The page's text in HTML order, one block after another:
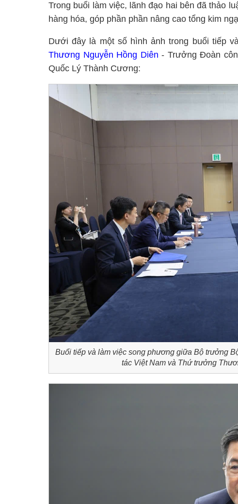
Trong buổi làm việc, lãnh đạo hai bên đã thảo
hàng hóa, góp phần phần nâng cao tổng kim
Dưới đây là một số hình ảnh trong buổi tiếp
Thương Nguyễn Hồng Diên - Trưởng Đoàn
Quốc Lý Thành Cương:
Buổi tiếp và làm việc song phương giữa Bộ trưởng
tác Việt Nam và Thứ trưởng